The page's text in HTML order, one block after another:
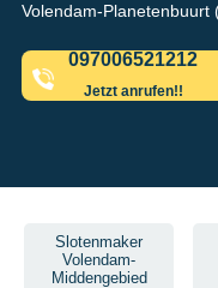
Volendam-Planetenbuurt
097006521212
Jetzt anrufen!!
Slotenmaker
Volendam-
Middengebied